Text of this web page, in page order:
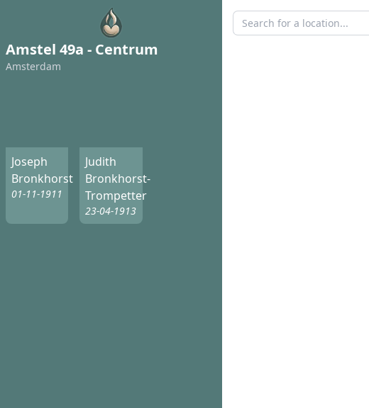
Amstel 49a - Centrum
Amsterdam
Joseph
Bronkhorst
01-11-1911
Judith
Bronkhorst-
Trompetter
23-04-1913